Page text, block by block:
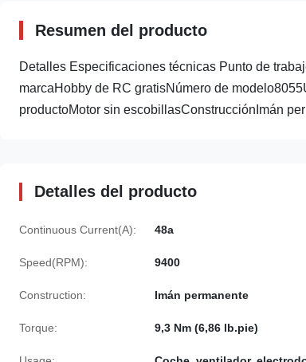
Resumen del producto
Detalles Especificaciones técnicas Punto de
marcaHobby de RC gratisNúmero de
productoMotor sin escobillasConstrucciónImán
Detalles del producto
Continuous Current(A): 48a
Speed(RPM): 9400
Construction: Imán permanente
Torque: 9,3 Nm (6,86 lb.pie)